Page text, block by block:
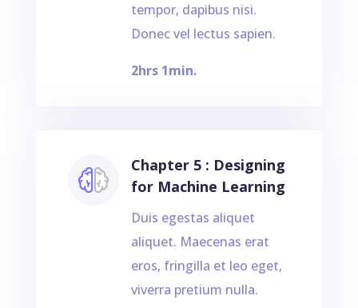
tempor, dapibus nisi.
Donec vel lectus sapien.
2hrs 1min.
Chapter 5 : Designing
for Machine Learning
Duis egestas aliquet
aliquet. Maecenas erat
eros, fringilla et leo eget,
viverra pretium nulla.